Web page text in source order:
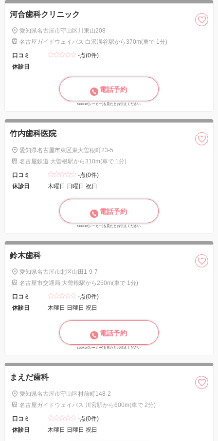
河合歯科クリニック
愛知県名古屋市守山区川東山208
名古屋ガイドウェイバス 白沢渓谷駅から370m(車で 1分)
口コミ
-点(0件)
休診日
電話予約
seeker(シーカー)を見たとお伝えください
竹内歯科医院
愛知県名古屋市東区東大曽根町23-5
名古屋鉄道 大曽根駅から310m(車で 1分)
口コミ
-点(0件)
休診日
木曜日 日曜日 祝日
電話予約
seeker(シーカー)を見たとお伝えください
鈴木歯科
愛知県名古屋市北区山田1-9-7
名古屋市交通局 大曽根駅から250m(車で 1分)
口コミ
-点(0件)
休診日
木曜日 日曜日 祝日
電話予約
seeker(シーカー)を見たとお伝えください
まえだ歯科
愛知県名古屋市守山区村前町148-2
名古屋ガイドウェイバス 川宮駅から600m(車で 2分)
口コミ
-点(0件)
休診日
木曜日 日曜日 祝日